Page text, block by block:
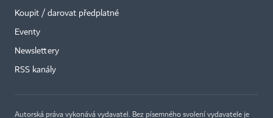
Koupit / darovat předplatné
Eventy
Newslettery
RSS kanály
Autorská práva vykonává vydavatel. Bez písemného svolení vydavatele je